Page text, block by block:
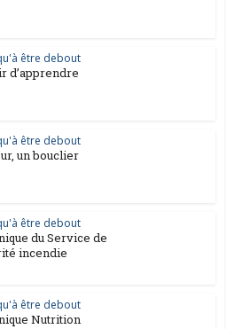
être debout
d’apprendre
être debout
un bouclier
être debout
du Service de
incendie
être debout
Nutrition